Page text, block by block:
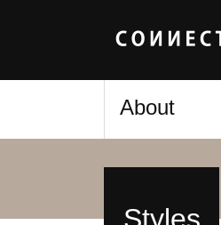
About
Styles